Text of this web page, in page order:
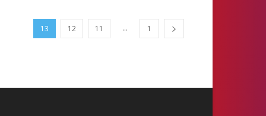
1
...
11
12
13